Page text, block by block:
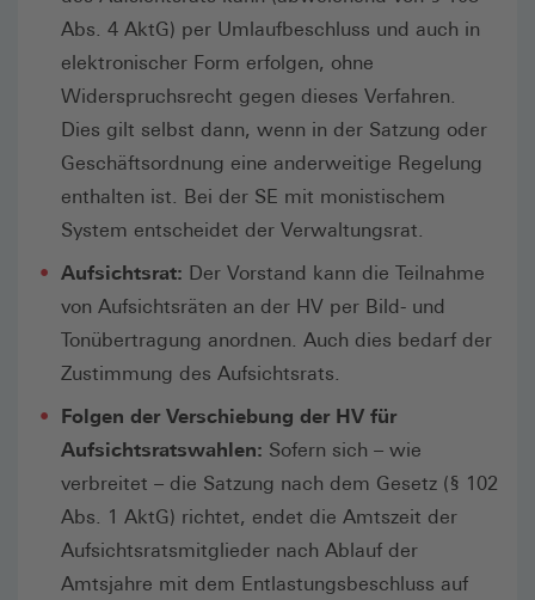
Abs. 4 AktG) per Umlaufbeschluss und auch in
elektronischer Form erfolgen, ohne
Widerspruchsrecht gegen dieses Verfahren.
Dies gilt selbst dann, wenn in der Satzung oder
Geschäftsordnung eine anderweitige Regelung
enthalten ist. Bei der SE mit monistischem
System entscheidet der Verwaltungsrat.
Aufsichtsrat: Der Vorstand kann die Teilnahme
von Aufsichtsräten an der HV per Bild- und
Tonübertragung anordnen. Auch dies bedarf der
Zustimmung des Aufsichtsrats.
Folgen der Verschiebung der HV für
Aufsichtsratswahlen: Sofern sich – wie
verbreitet – die Satzung nach dem Gesetz (§ 102
Abs. 1 AktG) richtet, endet die Amtszeit der
Aufsichtsratsmitglieder nach Ablauf der
Amtsjahre mit dem Entlastungsbeschluss auf